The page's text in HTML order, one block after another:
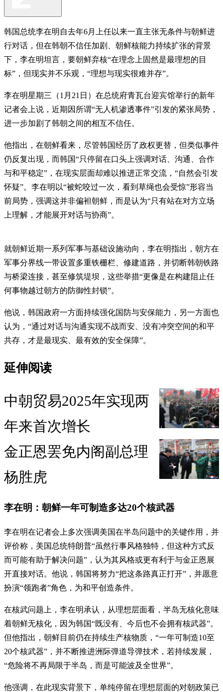
韩国总统李在明自去年6月上任以来一直主张无条件与朝鲜进
行对话，但在韩朝不信任加剧、朝鲜核能力持续扩张的背景
下，李在明坦言，要朝鲜弃核“在理念上固然是最理想的目
标”，但现实并不乐观，“理想与现实很难并存”。
李在明星期三（1月21日）在总统府青瓦台迎宾馆举行的新年
记者会上说，近期因所谓“无人机渗透事件”引发的紧张局势，
进一步加剧了韩朝之间的相互不信任。
他指出，在朝鲜看来，尽管韩国经历了政权更替，但类似事件
仍反复出现，而韩国“只停留在口头上强调对话、沟通、合作
与和平稳定”，在现实层面却难以推进正常交流，“自然会引发
怀疑”。李在明以“被蛇咬过一次，看到草绳也会受惊”形容当
前局势，强调这并非偏袒朝鲜，而是认为“只有站在对方立场
上理解，才能展开对话与协商”。
就朝鲜近期一系列军事与基础设施动向，李在明指出，朝方在
军事分界线一带设置多重铁栅栏、修建道路，并切断韩朝铁路
与桥梁连接，甚至修筑堤坝，这些举措“更像是在构建阻止任
何事物越过朝方的防御性封锁”。
他说，韩国政府一方面持续强化国防与安保能力，另一方面也
认为，“通过对话与沟通实现不战而安、没有冲突空间的和平
共存，才是最现实、最有效的安全保障”。
延伸阅读
中朝贸易2025年实现两
年来首次增长
金正恩罢免内阁副总理
杨胜虎
李在明：朝鲜一年可制造多达20个核武器
李在明在记者会上多次强调美国在半岛问题中的关键作用，并
评价称，美国总统特朗普“虽然行事风格独特，但这种方式反
而可能有助于解决问题”，认为其风格或更有利于与金正恩展
开直接对话。他说，韩国将努力“把这条路真正打开”，并愿意
扮演“领跑者”角色，为和平创造条件。
在核武问题上，李在明承认，从理想层面看，半岛无核化意味
着朝鲜无核化，因为韩国“既没有、今后也不会拥有核武器”。
但他指出，朝鲜目前仍在持续生产核物质，“一年可制造10至
20个核武器”，并不断推进洲际弹道导弹技术，若持续发展，
“危险将不再局限于半岛，而是可能波及全世界”。
他强调，在此现实背景下，单纯停留在理想层面的对朝政策已